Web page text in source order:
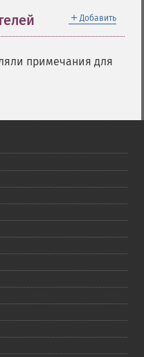
＋ Добавить
примечания для